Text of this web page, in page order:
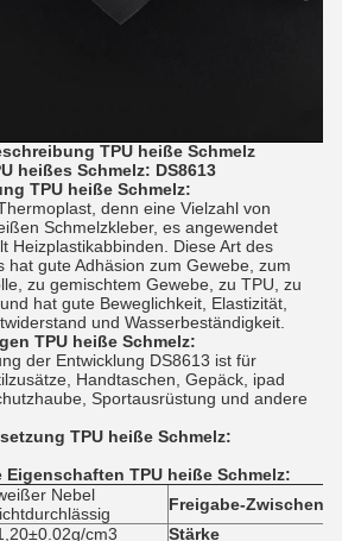
TPU heiße Schmelz
heißes Schmelz: DS8613
TPU heiße Schmelz:
denn eine Vielzahl von
Schmelzkleber, es angewendet
Heizplastikabbinden. Diese Art des
hat gute Adhäsion zum Gewebe, zum
zu gemischtem Gewebe, zu TPU, zu
hat gute Beweglichkeit, Elastizität,
und Wasserbeständigkeit.
TPU heiße Schmelz:
der Entwicklung DS8613 ist für
Handtaschen, Gepäck, ipad
Sportausrüstung und andere
TPU heiße Schmelz:
TPU heiße Schmelz:
Nebel
Freigabe-
±0.02g/cm3
Stärke